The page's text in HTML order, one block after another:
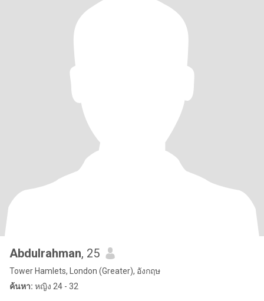
Abdulrahman, 25
Tower Hamlets, London (Greater), อังกฤษ
ค้นหา: หญิง 24 - 32